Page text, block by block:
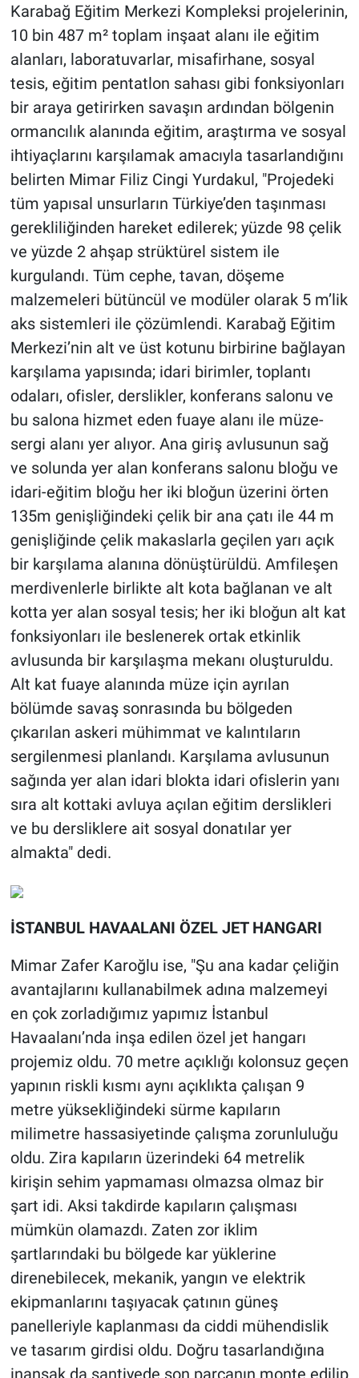
Karabağ Eğitim Merkezi Kompleksi projelerinin,
10 bin 487 m² toplam inşaat alanı ile eğitim
alanları, laboratuvarlar, misafirhane, sosyal
tesis, eğitim pentatlon sahası gibi fonksiyonları
bir araya getirirken savaşın ardından bölgenin
ormancılık alanında eğitim, araştırma ve sosyal
ihtiyaçlarını karşılamak amacıyla tasarlandığını
belirten Mimar Filiz Cingi Yurdakul, "Projedeki
tüm yapısal unsurların Türkiye’den taşınması
gerekliliğinden hareket edilerek; yüzde 98 çelik
ve yüzde 2 ahşap strüktürel sistem ile
kurgulandı. Tüm cephe, tavan, döşeme
malzemeleri bütüncül ve modüler olarak 5 m’lik
aks sistemleri ile çözümlendi. Karabağ Eğitim
Merkezi’nin alt ve üst kotunu birbirine bağlayan
karşılama yapısında; idari birimler, toplantı
odaları, ofisler, derslikler, konferans salonu ve
bu salona hizmet eden fuaye alanı ile müze-
sergi alanı yer alıyor. Ana giriş avlusunun sağ
ve solunda yer alan konferans salonu bloğu ve
idari-eğitim bloğu her iki bloğun üzerini örten
135m genişliğindeki çelik bir ana çatı ile 44 m
genişliğinde çelik makaslarla geçilen yarı açık
bir karşılama alanına dönüştürüldü. Amfileşen
merdivenlerle birlikte alt kota bağlanan ve alt
kotta yer alan sosyal tesis; her iki bloğun alt kat
fonksiyonları ile beslenerek ortak etkinlik
avlusunda bir karşılaşma mekanı oluşturuldu.
Alt kat fuaye alanında müze için ayrılan
bölümde savaş sonrasında bu bölgeden
çıkarılan askeri mühimmat ve kalıntıların
sergilenmesi planlandı. Karşılama avlusunun
sağında yer alan idari blokta idari ofislerin yanı
sıra alt kottaki avluya açılan eğitim derslikleri
ve bu dersliklere ait sosyal donatılar yer
almakta" dedi.
İSTANBUL HAVAALANI ÖZEL JET HANGARI
Mimar Zafer Karoğlu ise, "Şu ana kadar çeliğin
avantajlarını kullanabilmek adına malzemeyi
en çok zorladığımız yapımız İstanbul
Havaalanı’nda inşa edilen özel jet hangarı
projemiz oldu. 70 metre açıklığı kolonsuz geçen
yapının riskli kısmı aynı açıklıkta çalışan 9
metre yüksekliğindeki sürme kapıların
milimetre hassasiyetinde çalışma zorunluluğu
oldu. Zira kapıların üzerindeki 64 metrelik
kirişin sehim yapmaması olmazsa olmaz bir
şart idi. Aksi takdirde kapıların çalışması
mümkün olamazdı. Zaten zor iklim
şartlarındaki bu bölgede kar yüklerine
direnebilecek, mekanik, yangın ve elektrik
ekipmanlarını taşıyacak çatının güneş
panelleriyle kaplanması da ciddi mühendislik
ve tasarım girdisi oldu. Doğru tasarlandığına
inansak da şantiyede son parçanın monte edilip